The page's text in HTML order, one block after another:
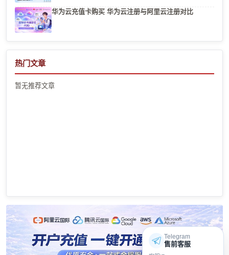
华为云充值卡购买 华为云注册与阿里云注册对比
热门文章
暂无推荐文章
Telegram
售前客服